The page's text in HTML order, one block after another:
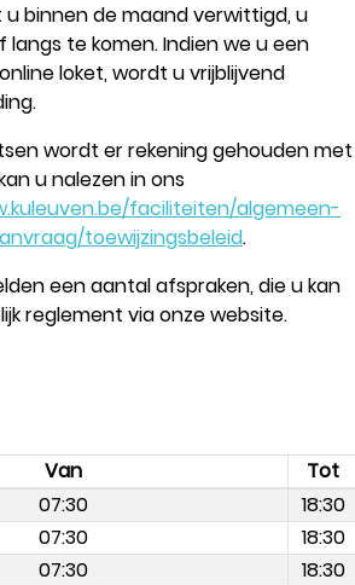
binnen de maand verwittigd, u
te komen. Indien we u een
loket, wordt u vrijblijvend
wordt er rekening gehouden met
u nalezen in ons
faciliteiten/algemeen-
toewijzingsbeleid.
een aantal afspraken, die u kan
reglement via onze website.
Van
Tot
07:30
18:30
07:30
18:30
07:30
18:30